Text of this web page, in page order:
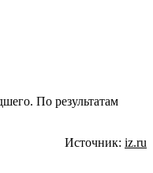
По результатам
Источник: iz.ru